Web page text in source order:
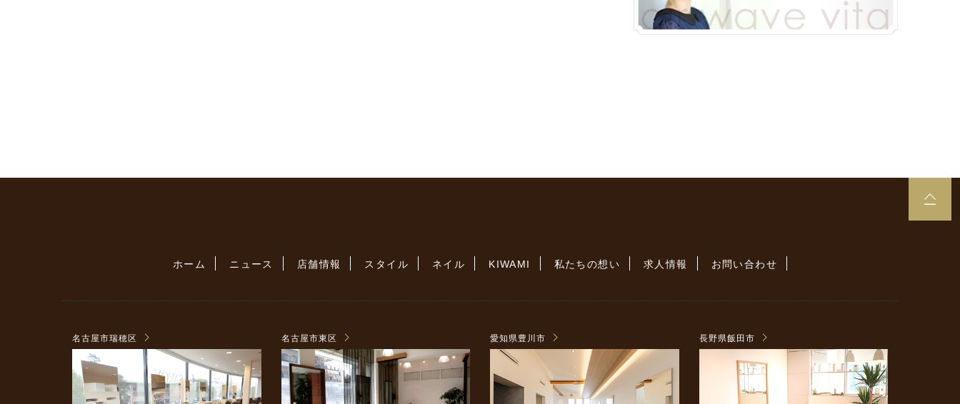
ホーム ニュース 店舗情報 スタイル ネイル KIWAMI 私たちの想い 求人情報 お問い合わせ
名古屋市瑞穂区 名古屋市東区 愛知県豊川市 長野県飯田市